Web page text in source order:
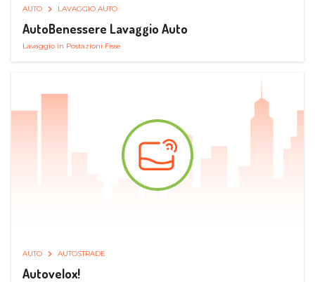
AUTO LAVAGGIO AUTO
AutoBenessere Lavaggio Auto
Lavaggio in Postazioni Fisse
AUTO AUTOSTRADE
Autovelox!